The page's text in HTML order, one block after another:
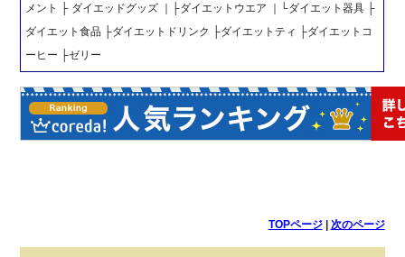
メント ├ ダイエッドグッズ ｜├ダイエットウエア ｜└ダイエット器具 ├
ダイエット食品 ├ダイエットドリンク ├ダイエットティ ├ダイエットコ
ーヒー ├ゼリー
TOPページ| 次のページ